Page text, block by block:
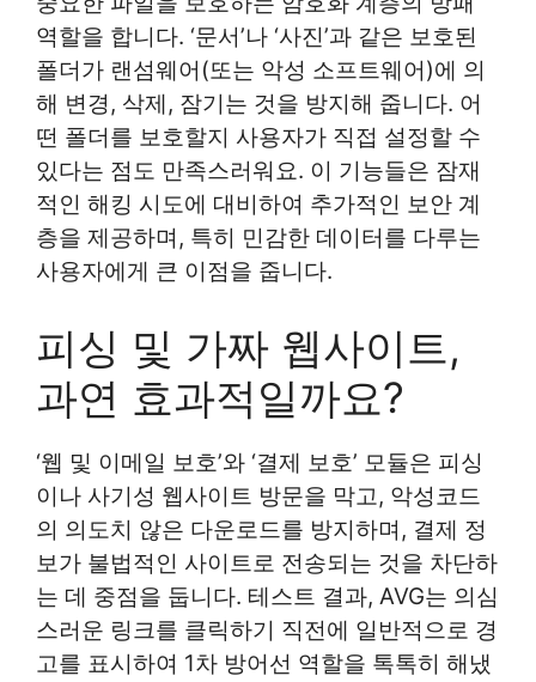
역할을 합니다. ‘문서’나 ‘사진’과 같은 보호된
폴더가 랜섬웨어(또는 악성 소프트웨어)에 의
해 변경, 삭제, 잠기는 것을 방지해 줍니다. 어
떤 폴더를 보호할지 사용자가 직접 설정할 수
있다는 점도 만족스러워요. 이 기능들은 잠재
적인 해킹 시도에 대비하여 추가적인 보안 계
층을 제공하며, 특히 민감한 데이터를 다루는
사용자에게 큰 이점을 줍니다.
피싱 및 가짜 웹사이트,
과연 효과적일까요?
‘웹 및 이메일 보호’와 ‘결제 보호’ 모듈은 피싱
이나 사기성 웹사이트 방문을 막고, 악성코드
의 의도치 않은 다운로드를 방지하며, 결제 정
보가 불법적인 사이트로 전송되는 것을 차단하
는 데 중점을 둡니다. 테스트 결과, AVG는 의심
스러운 링크를 클릭하기 직전에 일반적으로 경
고를 표시하여 1차 방어선 역할을 톡톡히 해냈